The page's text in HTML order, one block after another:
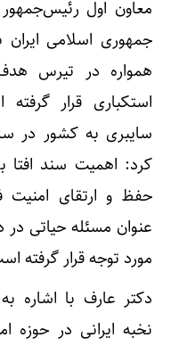
معاون اول
جمهوری اسلامی
همواره در تیرس
استکباری قرار
سایبری به کشور در
کرد: اهمیت سند افتا
حفظ و ارتقای
عنوان مسئله حیاتی
مورد توجه قرار گرفته
دکتر عارف با اشاره
نخبه ایرانی در حوزه